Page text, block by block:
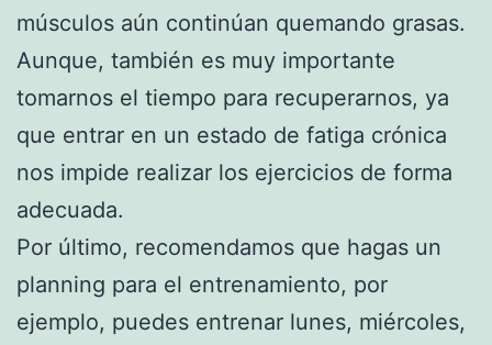
músculos aún continúan quemando grasas.
Aunque, también es muy importante
tomarnos el tiempo para recuperarnos, ya
que entrar en un estado de fatiga crónica
nos impide realizar los ejercicios de forma
adecuada.
Por último, recomendamos que hagas un
planning para el entrenamiento, por
ejemplo, puedes entrenar lunes, miércoles,